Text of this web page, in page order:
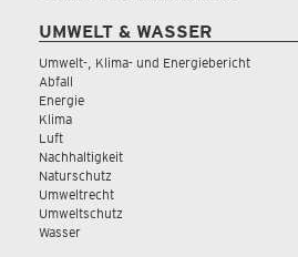
UMWELT & WASSER
Umwelt-, Klima- und Energiebericht
Abfall
Energie
Klima
Luft
Nachhaltigkeit
Naturschutz
Umweltrecht
Umweltschutz
Wasser